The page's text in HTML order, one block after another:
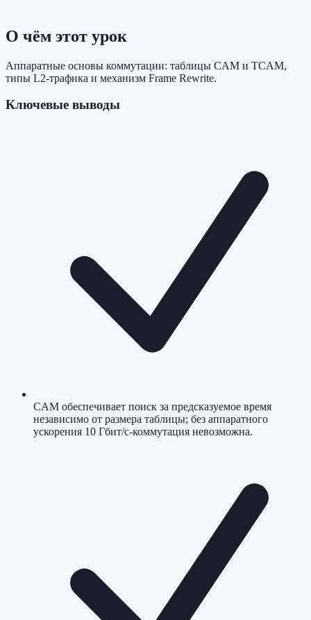
О чём этот урок
Аппаратные основы коммутации: таблицы CAM и TCAM,
типы L2-трафика и механизм Frame Rewrite.
Ключевые выводы
CAM обеспечивает поиск за предсказуемое время
независимо от размера таблицы; без аппаратного
ускорения 10 Гбит/с-коммутация невозможна.